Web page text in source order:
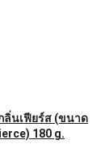
ลิ่นเฟียร์ส (ขนาด
180 g.